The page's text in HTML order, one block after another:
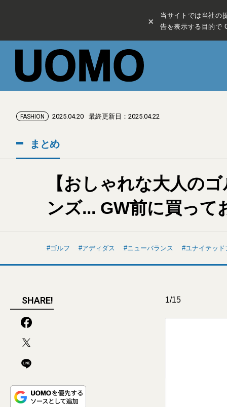
×
当サイトでは当社の
告を表示する目的で
FASHION 2025.04.20 最終更新日：2025.04.22
まとめ
【おしゃれな大人の
ンズ... GW前に買っ
ゴルフ アディダス ニューバランス ユナイテッド
SHARE! 1/15